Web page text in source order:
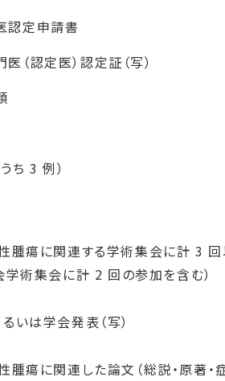
認定申請書
（認定医）認定証（写）
ち 3 例）
腫瘍に関連する学術集会に計 3
学術集会に計 2 回の参加を含む）
いは学会発表（写）
瘍に関連した論文（総説・原著